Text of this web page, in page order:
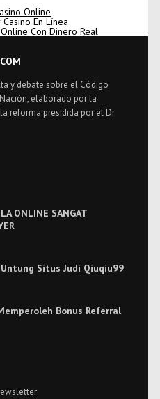
Online
En Línea
Con Dinero Real
y debate sobre el Código
elaborado por la
reforma presidida por el Dr.
ONLINE SANGAT
Untung Situs Judi Qiuqiu99
Bonus Referral